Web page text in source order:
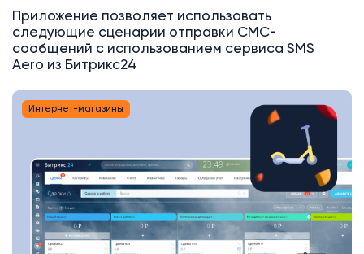
Приложение позволяет использовать
следующие сценарии отправки СМС-
сообщений с использованием сервиса SMS
Aero из Битрикс24
Интернет-магазины